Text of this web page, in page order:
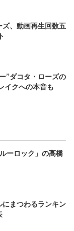
、動画再生回数五
”ダコタ・ローズの
イクへの本音も
ーロック」の高橋
まつわるランキン